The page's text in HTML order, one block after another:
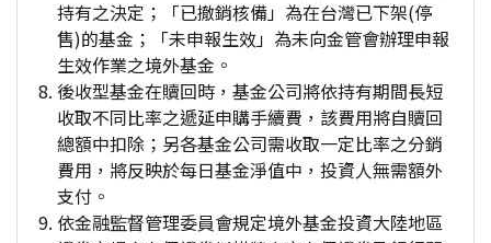
持有之決定；「已撤銷核備」為在台灣已下架(停
售)的基金；「未申報生效」為未向金管會辦理申報
生效作業之境外基金。
後收型基金在贖回時，基金公司將依持有期間長短
收取不同比率之遞延申購手續費，該費用將自贖回
總額中扣除；另各基金公司需收取一定比率之分銷
費用，將反映於每日基金淨值中，投資人無需額外
支付。
依金融監督管理委員會規定境外基金投資大陸地區